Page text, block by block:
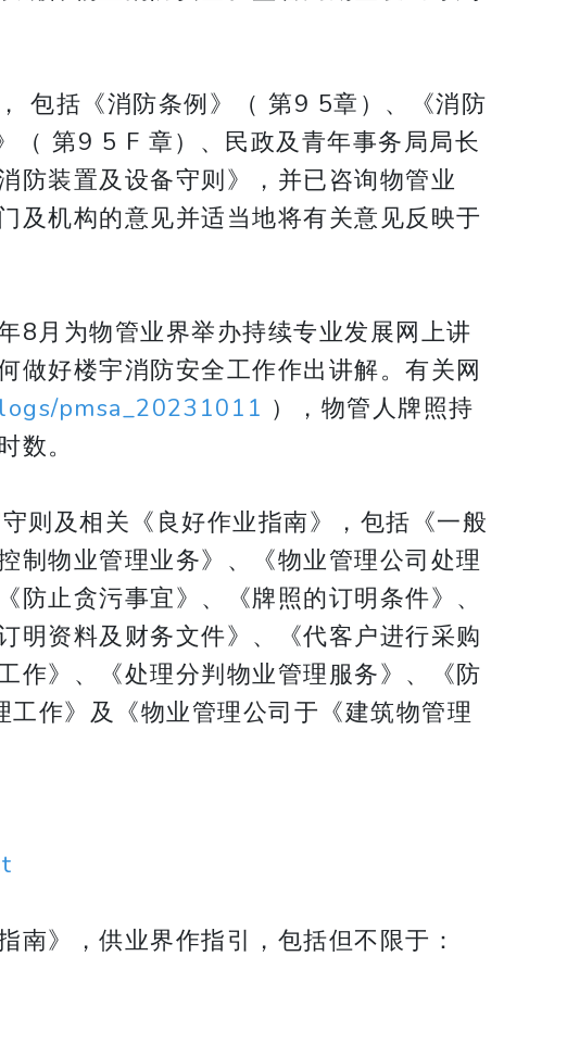
包括《消防条例》（ 第9 5章）、《消防
（ 第9 5 F 章）、民政及青年事务局局长
防装置及设备守则》，并已咨询物管业
及机构的意见并适当地将有关意见反映于
8月为物管业界举办持续专业发展网上讲
做好楼宇消防安全工作作出讲解。有关网
pmsa_20231011 ），物管人牌照持
数。
则及相关《良好作业指南》，包括《一般
制物业管理业务》、《物业管理公司处理
止贪污事宜》、《牌照的订明条件》、
明资料及财务文件》、《代客户进行采购
作》、《处理分判物业管理服务》、《防
作》及《物业管理公司于《建筑物管理
》，供业界作指引，包括但不限于：